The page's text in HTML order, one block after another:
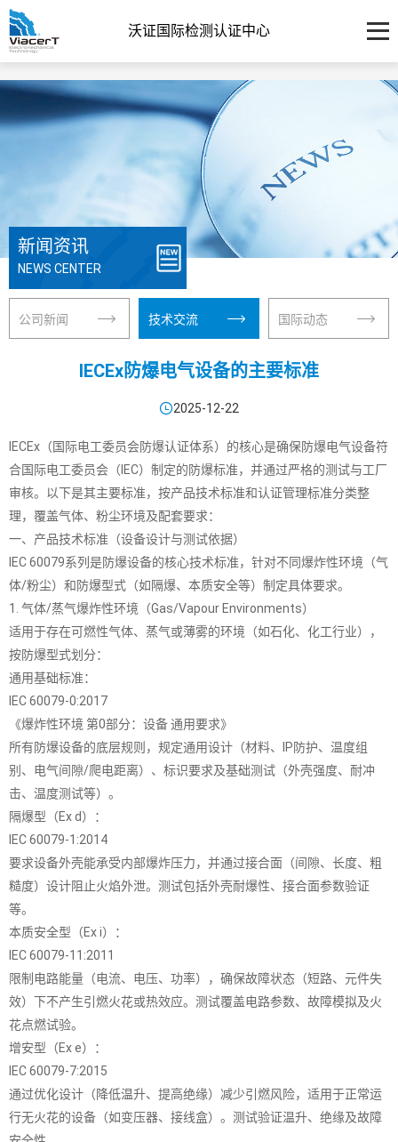
沃证国际检测认证中心
新闻资讯
NEWS CENTER
公司新闻 技术交流 国际动态
IECEx防爆电气设备的主要标准
2025-12-22
IECEx（国际电工委员会防爆认证体系）的核心是确保防爆电气设备符
合国际电工委员会（IEC）制定的防爆标准，并通过严格的测试与工厂
审核。以下是其主要标准，按产品技术标准和认证管理标准分类整
理，覆盖气体、粉尘环境及配套要求：
一、产品技术标准（设备设计与测试依据）
IEC 60079系列是防爆设备的核心技术标准，针对不同爆炸性环境（气
体/粉尘）和防爆型式（如隔爆、本质安全等）制定具体要求。
1. 气体/蒸气爆炸性环境（Gas/Vapour Environments）
适用于存在可燃性气体、蒸气或薄雾的环境（如石化、化工行业），
按防爆型式划分：
通用基础标准：
IEC 60079-0:2017
《爆炸性环境 第0部分：设备 通用要求》
所有防爆设备的底层规则，规定通用设计（材料、IP防护、温度组
别、电气间隙/爬电距离）、标识要求及基础测试（外壳强度、耐冲
击、温度测试等）。
隔爆型（Ex d）：
IEC 60079-1:2014
要求设备外壳能承受内部爆炸压力，并通过接合面（间隙、长度、粗
糙度）设计阻止火焰外泄。测试包括外壳耐爆性、接合面参数验证
等。
本质安全型（Ex i）：
IEC 60079-11:2011
限制电路能量（电流、电压、功率），确保故障状态（短路、元件失
效）下不产生引燃火花或热效应。测试覆盖电路参数、故障模拟及火
花点燃试验。
增安型（Ex e）：
IEC 60079-7:2015
通过优化设计（降低温升、提高绝缘）减少引燃风险，适用于正常运
行无火花的设备（如变压器、接线盒）。测试验证温升、绝缘及故障